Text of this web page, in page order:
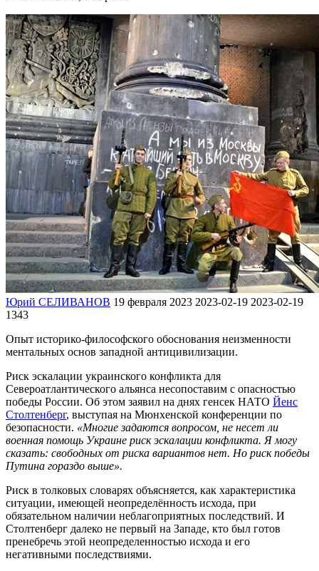
Юрий СЕЛИВАНОВ 19 февраля 2023 2023-02-19 2023-02-19
1343
Опыт историко-философского обоснования неизменности
ментальных основ западной антицивилизации.
Риск эскалации украинского конфликта для
Североатлантического альянса несопоставим с опасностью
победы России. Об этом заявил на днях генсек НАТО Йенс
Столтенберг, выступая на Мюнхенской конференции по
безопасности. «Многие задаются вопросом, не несет ли
военная помощь Украине риск эскалации конфликта. Я могу
сказать: свободных от риска вариантов нет. Но риск победы
Путина гораздо выше».
Риск в толковых словарях объясняется, как характеристика
ситуации, имеющей неопределённость исхода, при
обязательном наличии неблагоприятных последствий. И
Столтенберг далеко не первый на Западе, кто был готов
пренебречь этой неопределенностью исхода и его
негативными последствиями.